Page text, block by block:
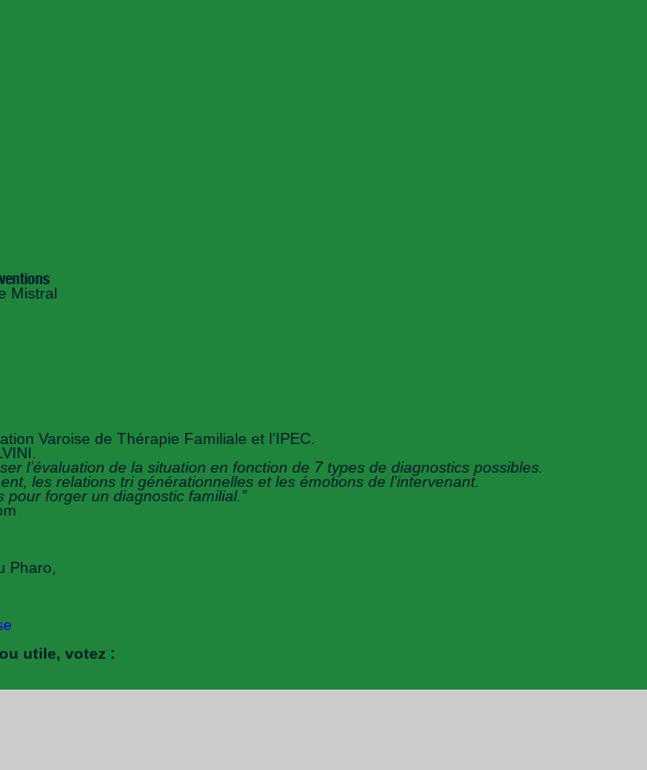
Mistral
Varoise de Thérapie Familiale et l’IPEC.
l’évaluation de la situation en fonction de 7 types de diagnostics possibles.
les relations tri générationnelles et les émotions de l’intervenant.
forger un diagnostic familial.”
Pharo,
utile, votez :